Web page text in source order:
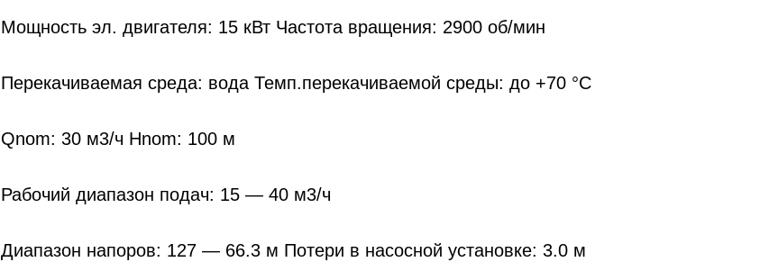
Мощность эл. двигателя: 15 кВт Частота вращения: 2900 об/мин
Перекачиваемая среда: вода Темп.перекачиваемой среды: до +70 °С
Qnom: 30 м3/ч Hnom: 100 м
Рабочий диапазон подач: 15 — 40 м3/ч
Диапазон напоров: 127 — 66.3 м Потери в насосной установке: 3.0 м